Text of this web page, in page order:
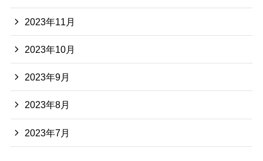
2023年11月
2023年10月
2023年9月
2023年8月
2023年7月